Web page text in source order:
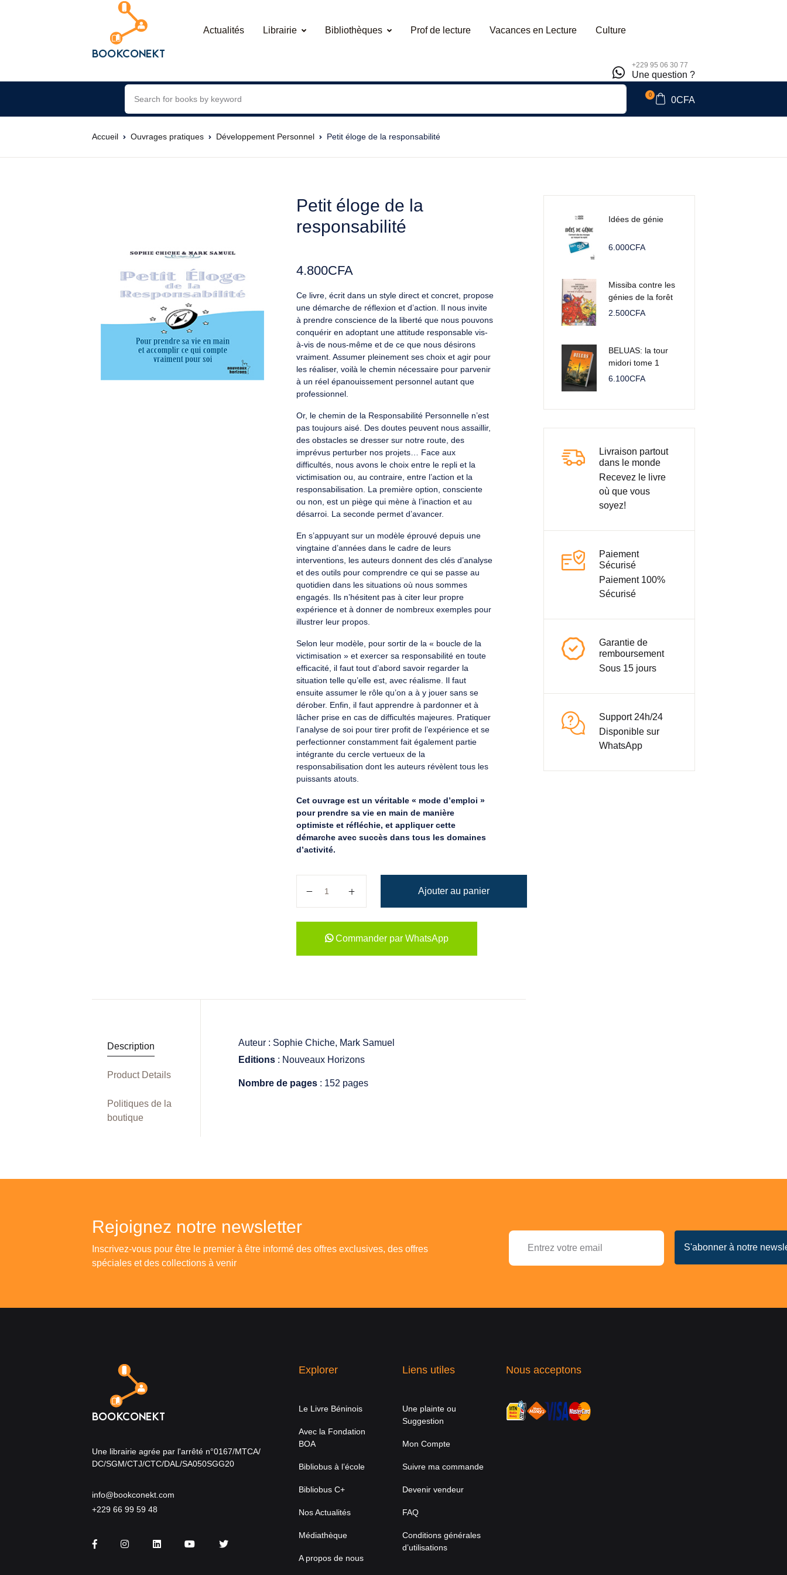
Actualités Librairie Bibliothèques Prof de lecture Vacances en Lecture Culture
+229 95 06 30 77
Une question ?
0
0CFA
Accueil Ouvrages pratiques Développement Personnel Petit éloge de la responsabilité
Petit éloge de la
responsabilité
4.800CFA
Ce livre, écrit dans un style direct et concret, propose
une démarche de réflexion et d’action. Il nous invite
à prendre conscience de la liberté que nous pouvons
conquérir en adoptant une attitude responsable vis-
à-vis de nous-même et de ce que nous désirons
vraiment. Assumer pleinement ses choix et agir pour
les réaliser, voilà le chemin nécessaire pour parvenir
à un réel épanouissement personnel autant que
professionnel.
Or, le chemin de la Responsabilité Personnelle n’est
pas toujours aisé. Des doutes peuvent nous assaillir,
des obstacles se dresser sur notre route, des
imprévus perturber nos projets… Face aux
difficultés, nous avons le choix entre le repli et la
victimisation ou, au contraire, entre l’action et la
responsabilisation. La première option, consciente
ou non, est un piège qui mène à l’inaction et au
désarroi. La seconde permet d’avancer.
En s’appuyant sur un modèle éprouvé depuis une
vingtaine d’années dans le cadre de leurs
interventions, les auteurs donnent des clés d’analyse
et des outils pour comprendre ce qui se passe au
quotidien dans les situations où nous sommes
engagés. Ils n’hésitent pas à citer leur propre
expérience et à donner de nombreux exemples pour
illustrer leur propos.
Selon leur modèle, pour sortir de la « boucle de la
victimisation » et exercer sa responsabilité en toute
efficacité, il faut tout d’abord savoir regarder la
situation telle qu’elle est, avec réalisme. Il faut
ensuite assumer le rôle qu’on a à y jouer sans se
dérober. Enfin, il faut apprendre à pardonner et à
lâcher prise en cas de difficultés majeures. Pratiquer
l’analyse de soi pour tirer profit de l’expérience et se
perfectionner constamment fait également partie
intégrante du cercle vertueux de la
responsabilisation dont les auteurs révèlent tous les
puissants atouts.
Cet ouvrage est un véritable « mode d’emploi »
pour prendre sa vie en main de manière
optimiste et réfléchie, et appliquer cette
démarche avec succès dans tous les domaines
d’activité.
Ajouter au panier
Commander par WhatsApp
Description
Product Details
Politiques de la
boutique
Auteur : Sophie Chiche, Mark Samuel
Editions : Nouveaux Horizons
Nombre de pages : 152 pages
Idées de génie
6.000CFA
Missiba contre les
génies de la forêt
& les ruses
2.500CFA
BELUAS: la tour
midori tome 1
6.100CFA
Livraison partout
dans le monde
Recevez le livre
où que vous
soyez!
Paiement
Sécurisé
Paiement 100%
Sécurisé
Garantie de
remboursement
Sous 15 jours
Support 24h/24
Disponible sur
WhatsApp
Rejoignez notre newsletter
Inscrivez-vous pour être le premier à être informé des offres exclusives, des offres
spéciales et des collections à venir
Une librairie agrée par l'arrêté n°0167/MTCA/
DC/SGM/CTJ/CTC/DAL/SA050SGG20
info@bookconekt.com
+229 66 99 59 48
FacebookInstagramLinkedInYou TubeTwitter
Explorer
Le Livre Béninois
Avec la Fondation
BOA
Bibliobus à l’école
Bibliobus C+
Nos Actualités
Médiathèque
A propos de nous
Liens utiles
Une plainte ou
Suggestion
Mon Compte
Suivre ma commande
Devenir vendeur
FAQ
Conditions générales
d’utilisations
Nous acceptons